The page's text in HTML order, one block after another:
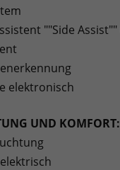
""Side
elektronisch
UND KOMFORT: